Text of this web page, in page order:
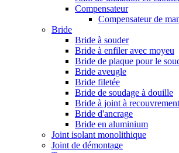
Compensateur
Compensateur de
Bride
Bride à souder
Bride à enfiler avec moyeu
Bride de plaque pour le
Bride aveugle
Bride filetée
Bride de soudage à douille
Bride à joint à recouvrement
Bride d'ancrage
Bride en aluminium
Joint isolant monolithique
Joint de démontage